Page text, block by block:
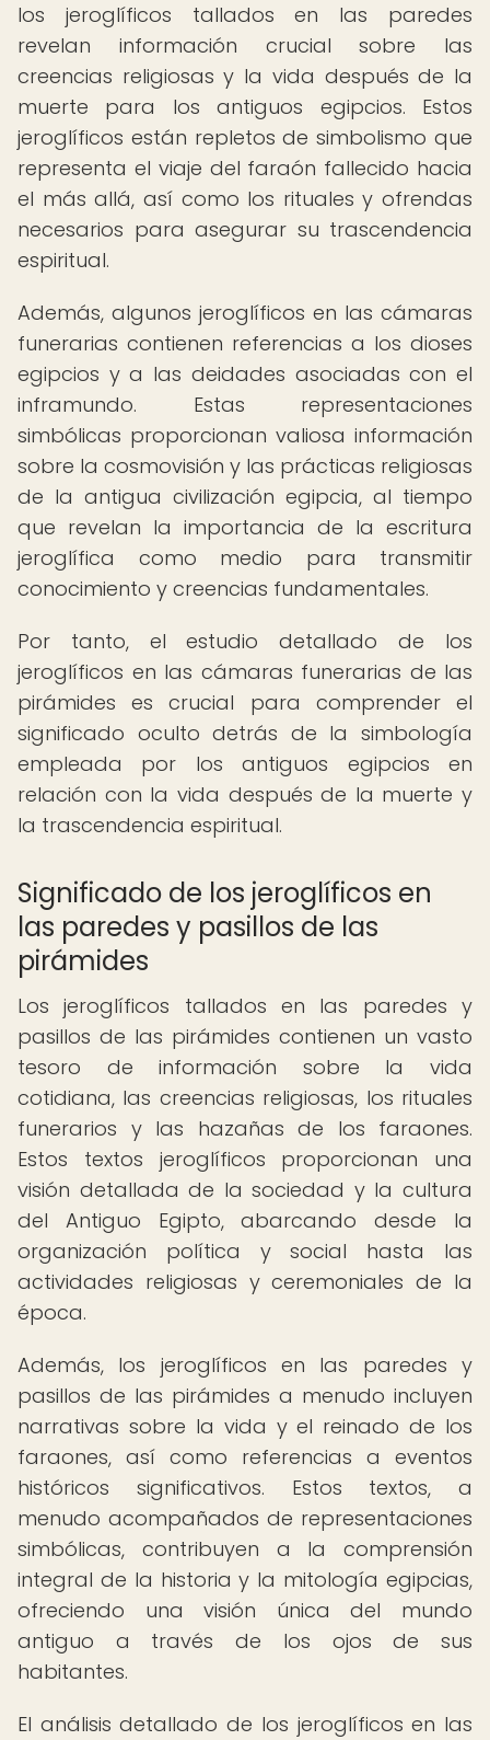
los jeroglíficos tallados en las paredes
revelan información crucial sobre las
creencias religiosas y la vida después de la
muerte para los antiguos egipcios. Estos
jeroglíficos están repletos de simbolismo que
representa el viaje del faraón fallecido hacia
el más allá, así como los rituales y ofrendas
necesarios para asegurar su trascendencia
espiritual.
Además, algunos jeroglíficos en las cámaras
funerarias contienen referencias a los dioses
egipcios y a las deidades asociadas con el
inframundo. Estas representaciones
simbólicas proporcionan valiosa información
sobre la cosmovisión y las prácticas religiosas
de la antigua civilización egipcia, al tiempo
que revelan la importancia de la escritura
jeroglífica como medio para transmitir
conocimiento y creencias fundamentales.
Por tanto, el estudio detallado de los
jeroglíficos en las cámaras funerarias de las
pirámides es crucial para comprender el
significado oculto detrás de la simbología
empleada por los antiguos egipcios en
relación con la vida después de la muerte y
la trascendencia espiritual.
Significado de los jeroglíficos en
las paredes y pasillos de las
pirámides
Los jeroglíficos tallados en las paredes y
pasillos de las pirámides contienen un vasto
tesoro de información sobre la vida
cotidiana, las creencias religiosas, los rituales
funerarios y las hazañas de los faraones.
Estos textos jeroglíficos proporcionan una
visión detallada de la sociedad y la cultura
del Antiguo Egipto, abarcando desde la
organización política y social hasta las
actividades religiosas y ceremoniales de la
época.
Además, los jeroglíficos en las paredes y
pasillos de las pirámides a menudo incluyen
narrativas sobre la vida y el reinado de los
faraones, así como referencias a eventos
históricos significativos. Estos textos, a
menudo acompañados de representaciones
simbólicas, contribuyen a la comprensión
integral de la historia y la mitología egipcias,
ofreciendo una visión única del mundo
antiguo a través de los ojos de sus
habitantes.
El análisis detallado de los jeroglíficos en las